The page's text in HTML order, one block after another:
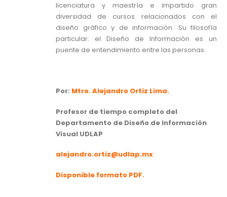
licenciatura y maestría e impartido gran
diversidad de cursos relacionados con el
diseño gráfico y de información. Su filosofía
particular: el Diseño de Información es un
puente de entendimiento entre las personas.
Por: Mtro. Alejandro Ortiz Lima.
Profesor de tiempo completo del
Departamento de Diseño de Información
Visual UDLAP
alejandro.ortiz@udlap.mx
Disponible formato PDF.